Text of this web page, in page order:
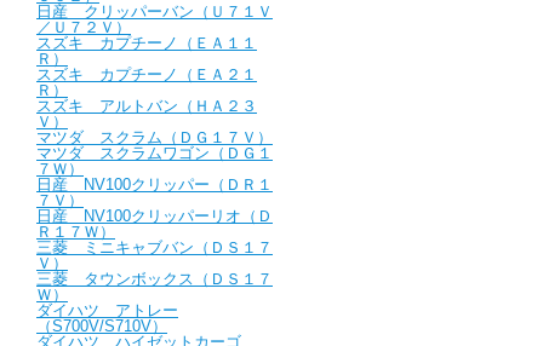
日産 クリッパーバン（Ｕ７１Ｖ
／Ｕ７２Ｖ）
スズキ カプチーノ（ＥＡ１１
Ｒ）
スズキ カプチーノ（ＥＡ２１
Ｒ）
スズキ アルトバン（ＨＡ２３
Ｖ）
マツダ スクラム（ＤＧ１７Ｖ）
マツダ スクラムワゴン（ＤＧ１
７Ｗ）
日産 NV100クリッパー（ＤＲ１
７Ｖ）
日産 NV100クリッパーリオ（Ｄ
Ｒ１７Ｗ）
三菱 ミニキャブバン（ＤＳ１７
Ｖ）
三菱 タウンボックス（ＤＳ１７
Ｗ）
ダイハツ アトレー
（S700V/S710V）
ダイハツ ハイゼットカーゴ